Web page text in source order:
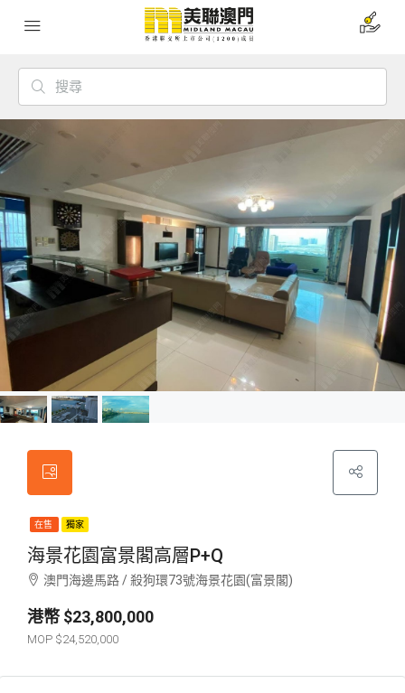
在售 獨家
海景花園富景閣高層P+Q
澳門海邊馬路 / 殺狗環73號海景花園(富景閣)
$23,800,000
$24,520,000